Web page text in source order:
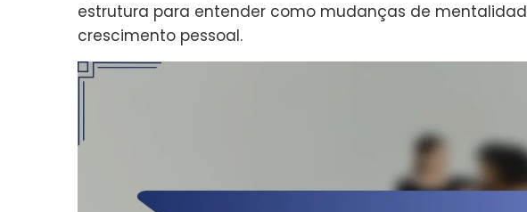
estrutura para entender como mudanças de
crescimento pessoal.